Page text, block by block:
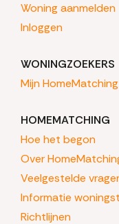
Woning aanmelden
Inloggen
WONINGZOEKERS
Mijn HomeMatching
HOMEMATCHING
Hoe het begon
Over
Veelgestelde
Informatie
Richtlijnen